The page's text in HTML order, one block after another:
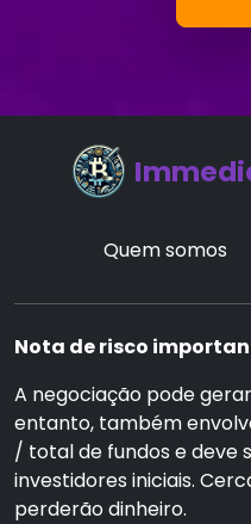
Quem somos
Nota de risco
A negociação pode
entanto, também
/ total de fundos e deve
investidores iniciais.
perderão dinheiro.